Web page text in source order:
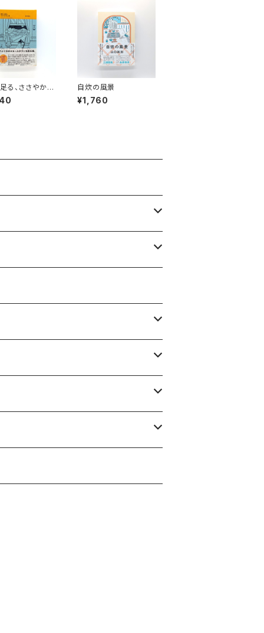
る、ささやかな
自炊の風景
¥1,760